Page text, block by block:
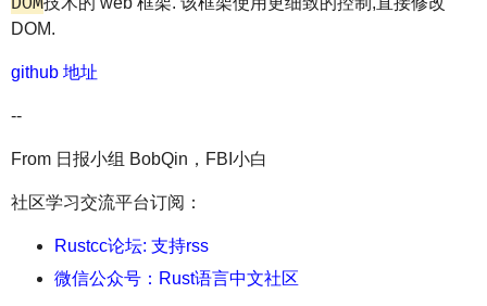
DOM.
github 地址
--
From 日报小组 BobQin，FBI小白
社区学习交流平台订阅：
Rustcc论坛: 支持rss
微信公众号：Rust语言中文社区